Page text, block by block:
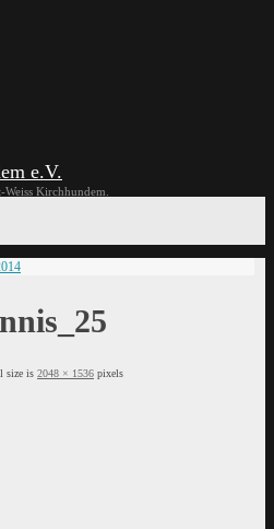
e.V.
Kirchhundem.
size is 2048 × 1536 pixels